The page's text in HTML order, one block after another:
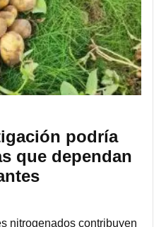
podría
que dependan
nitrogenados contribuyen